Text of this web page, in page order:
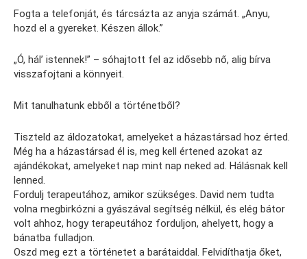
Fogta a telefonját, és tárcsázta az anyja számát. „Anyu,
hozd el a gyereket. Készen állok.”
„Ó, hál’ istennek!” – sóhajtott fel az idősebb nő, alig bírva
visszafojtani a könnyeit.
Mit tanulhatunk ebből a történetből?
Tiszteld az áldozatokat, amelyeket a házastársad hoz érted.
Még ha a házastársad él is, meg kell értened azokat az
ajándékokat, amelyeket nap mint nap neked ad. Hálásnak kell
lenned.
Fordulj terapeutához, amikor szükséges. David nem tudta
volna megbirkózni a gyászával segítség nélkül, és elég bátor
volt ahhoz, hogy terapeutához forduljon, ahelyett, hogy a
bánatba fulladjon.
Oszd meg ezt a történetet a barátaiddal. Felvidíthatja őket,